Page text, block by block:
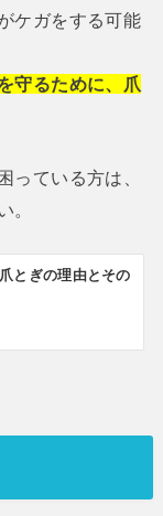
ケガをする可能
守るために、爪
っている方は、
。
とぎの理由とその